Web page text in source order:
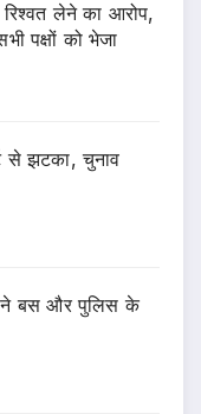
लेने का आरोप,
पक्षों को भेजा
से झटका, चुनाव
ने बस और पुलिस के